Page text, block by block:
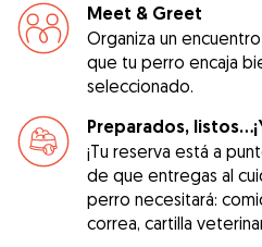
Meet & Greet
Organiza un
que tu perro encaja
seleccionado.
Preparados,
¡Tu reserva está a
de que entregas al
perro necesitará:
correa, cartilla